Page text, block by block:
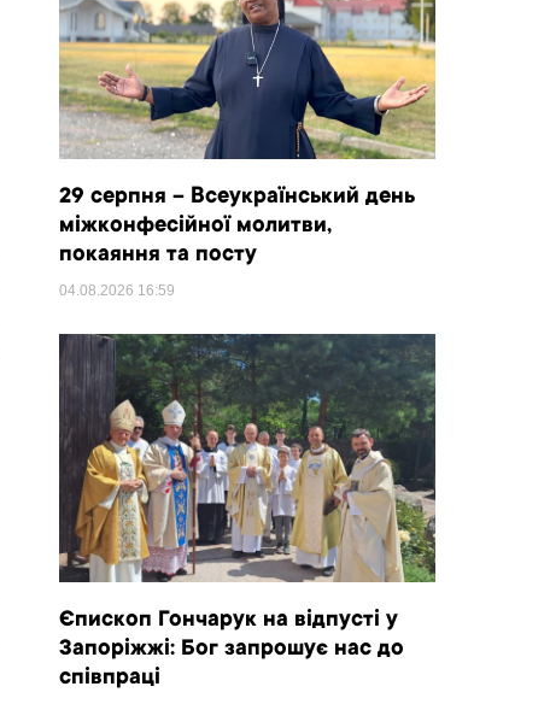
29 серпня – Всеукраїнський день
міжконфесійної молитви,
покаяння та посту
04.08.2026 16:59
Єпископ Гончарук на відпусті у
Запоріжжі: Бог запрошує нас до
співпраці